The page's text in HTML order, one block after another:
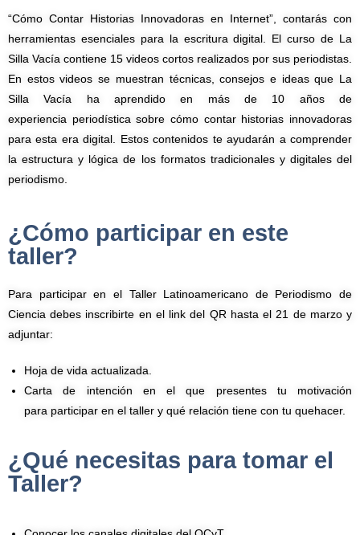
“Cómo Contar Historias Innovadoras en Internet”, contarás con
herramientas esenciales para la escritura digital. El curso de La
Silla Vacía contiene 15 videos cortos realizados por sus periodistas.
En estos videos se muestran técnicas, consejos e ideas que La
Silla Vacía ha aprendido en más de 10 años de
experiencia periodística sobre cómo contar historias innovadoras
para esta era digital. Estos contenidos te ayudarán a comprender
la estructura y lógica de los formatos tradicionales y digitales del
periodismo.
¿Cómo participar en este
taller?
Para participar en el Taller Latinoamericano de Periodismo de
Ciencia debes inscribirte en el link del QR hasta el 21 de marzo y
adjuntar:
Hoja de vida actualizada.
Carta de intención en el que presentes tu motivación
para participar en el taller y qué relación tiene con tu quehacer.
¿Qué necesitas para tomar el
Taller?